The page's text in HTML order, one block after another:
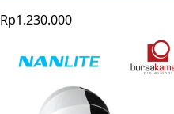
Rp1.230.000